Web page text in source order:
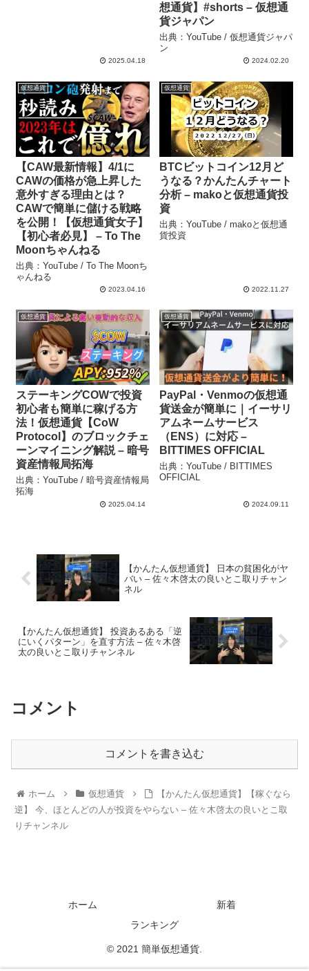
2025.04.18
想通貨】#shorts – 仮想通
貨ジャパン
出典：YouTube / 仮想通貨ジャパ
ン
2024.02.20
仮想通貨
【CAW最新情報】4/1に
CAWの価格が急上昇した
意外すぎる理由とは？
CAWで簡単に儲ける戦略
を公開！【仮想通貨女子】
【初心者必見】 – To The
Moonちゃんねる
出典：YouTube / To The Moonち
ゃんねる
2023.04.16
仮想通貨
BTCビットコイン12月ど
うなる？かんたんチャート
分析 – makoと仮想通貨投
資
出典：YouTube / makoと仮想通
貨投資
2022.11.27
仮想通貨
ステーキングCOWで投資
初心者も簡単に稼げる方
法！仮想通貨【CoW
Protocol】のブロックチェ
ーンマイニング解説 – 暗号
資産情報局拓海
出典：YouTube / 暗号資産情報局
拓海
2025.04.14
仮想通貨
PayPal・Venmoの仮想通
貨送金が簡単に｜イーサリ
アムネームサービス
（ENS）に対応 –
BITTIMES OFFICIAL
出典：YouTube / BITTIMES
OFFICIAL
2024.09.11
【かんたん仮想通貨】 日本の貧困化がヤ
バい – 佐々木啓太の良いとこ取りチャン
ネル
【かんたん仮想通貨】 投資あるある「逆
にいくパターン」を直す方法 – 佐々木啓
太の良いとこ取りチャンネル
コメント
コメントを書き込む
ホーム 仮想通貨
【かんたん仮想通貨】【稼ぐなら
逆】 今、ほとんどの人が投資をやらない – 佐々木啓太の良いとこ取
りチャンネル
ホーム
新着
ランキング
© 2021 簡単仮想通貨.